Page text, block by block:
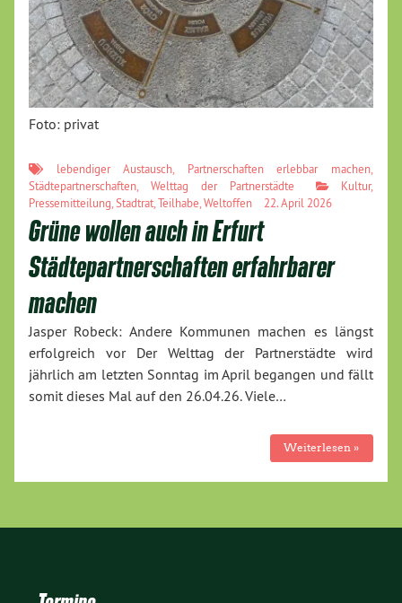
Foto: privat
lebendiger Austausch Partnerschaften erlebbar machen
Städtepartnerschaften
Welttag der Partnerstädte Kultur,
Pressemitteilung Stadtrat Teilhabe Weltoffen 22. April 2026
Grüne wollen auch in Erfurt
Städtepartnerschaften erfahrbarer
machen
Jasper Robeck: Andere Kommunen machen es längst
erfolgreich vor Der Welttag der Partnerstädte wird
jährlich am letzten Sonntag im April begangen und fällt
somit dieses Mal auf den 26.04.26. Viele…
Weiterlesen »